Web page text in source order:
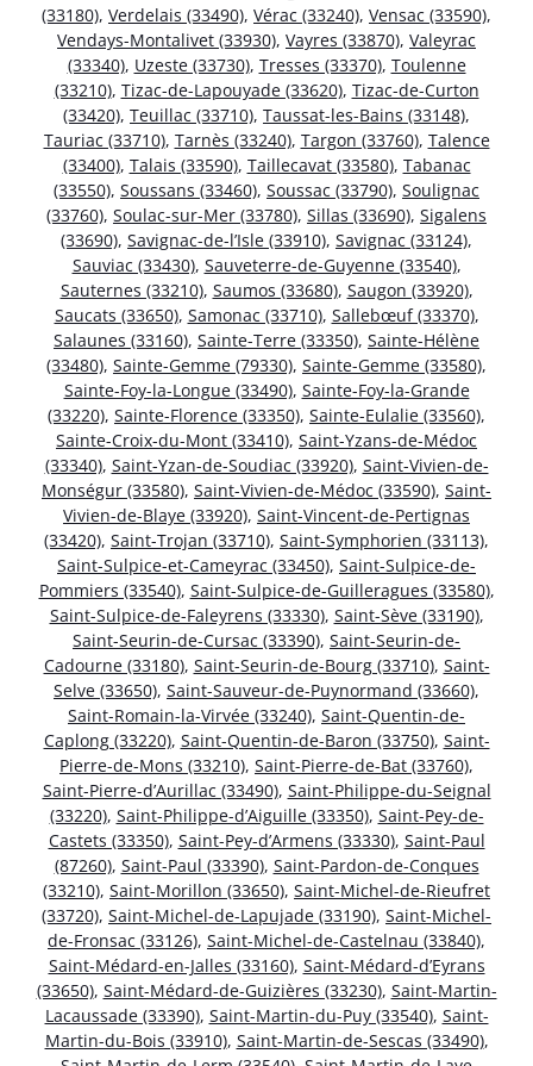
(33180), Verdelais (33490), Vérac (33240), Vensac (33590),
Vendays-Montalivet (33930), Vayres (33870), Valeyrac
(33340), Uzeste (33730), Tresses (33370), Toulenne
(33210), Tizac-de-Lapouyade (33620), Tizac-de-Curton
(33420), Teuillac (33710), Taussat-les-Bains (33148),
Tauriac (33710), Tarnès (33240), Targon (33760), Talence
(33400), Talais (33590), Taillecavat (33580), Tabanac
(33550), Soussans (33460), Soussac (33790), Soulignac
(33760), Soulac-sur-Mer (33780), Sillas (33690), Sigalens
(33690), Savignac-de-l’Isle (33910), Savignac (33124),
Sauviac (33430), Sauveterre-de-Guyenne (33540),
Sauternes (33210), Saumos (33680), Saugon (33920),
Saucats (33650), Samonac (33710), Sallebœuf (33370),
Salaunes (33160), Sainte-Terre (33350), Sainte-Hélène
(33480), Sainte-Gemme (79330), Sainte-Gemme (33580),
Sainte-Foy-la-Longue (33490), Sainte-Foy-la-Grande
(33220), Sainte-Florence (33350), Sainte-Eulalie (33560),
Sainte-Croix-du-Mont (33410), Saint-Yzans-de-Médoc
(33340), Saint-Yzan-de-Soudiac (33920), Saint-Vivien-de-
Monségur (33580), Saint-Vivien-de-Médoc (33590), Saint-
Vivien-de-Blaye (33920), Saint-Vincent-de-Pertignas
(33420), Saint-Trojan (33710), Saint-Symphorien (33113),
Saint-Sulpice-et-Cameyrac (33450), Saint-Sulpice-de-
Pommiers (33540), Saint-Sulpice-de-Guilleragues (33580),
Saint-Sulpice-de-Faleyrens (33330), Saint-Sève (33190),
Saint-Seurin-de-Cursac (33390), Saint-Seurin-de-
Cadourne (33180), Saint-Seurin-de-Bourg (33710), Saint-
Selve (33650), Saint-Sauveur-de-Puynormand (33660),
Saint-Romain-la-Virvée (33240), Saint-Quentin-de-
Caplong (33220), Saint-Quentin-de-Baron (33750), Saint-
Pierre-de-Mons (33210), Saint-Pierre-de-Bat (33760),
Saint-Pierre-d’Aurillac (33490), Saint-Philippe-du-Seignal
(33220), Saint-Philippe-d’Aiguille (33350), Saint-Pey-de-
Castets (33350), Saint-Pey-d’Armens (33330), Saint-Paul
(87260), Saint-Paul (33390), Saint-Pardon-de-Conques
(33210), Saint-Morillon (33650), Saint-Michel-de-Rieufret
(33720), Saint-Michel-de-Lapujade (33190), Saint-Michel-
de-Fronsac (33126), Saint-Michel-de-Castelnau (33840),
Saint-Médard-en-Jalles (33160), Saint-Médard-d’Eyrans
(33650), Saint-Médard-de-Guizières (33230), Saint-Martin-
Lacaussade (33390), Saint-Martin-du-Puy (33540), Saint-
Martin-du-Bois (33910), Saint-Martin-de-Sescas (33490),